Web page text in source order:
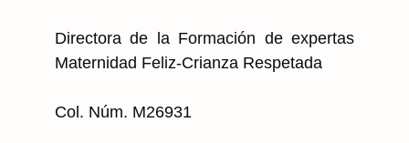
Directora de la Formación de expertas
Maternidad Feliz-Crianza Respetada
Col. Núm. M26931